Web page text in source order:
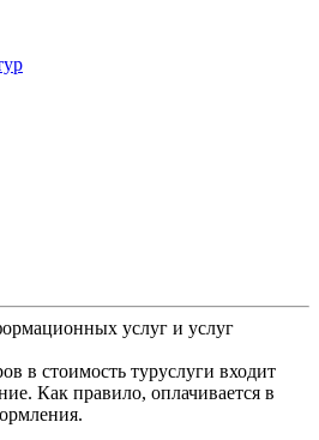
услуг и услуг
в стоимость туруслуги входит
Как правило, оплачивается в